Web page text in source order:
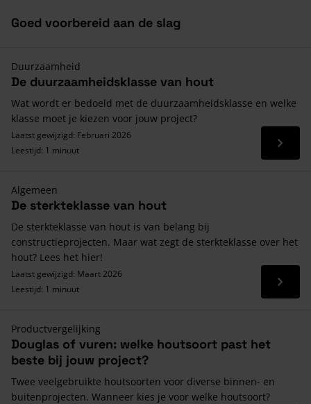
Goed voorbereid aan de slag
Duurzaamheid
De duurzaamheidsklasse van hout
Wat wordt er bedoeld met de duurzaamheidsklasse en welke
klasse moet je kiezen voor jouw project?
Laatst gewijzigd: Februari 2026
Leestijd: 1 minuut
Lees
Algemeen
De sterkteklasse van hout
De sterkteklasse van hout is van belang bij
constructieprojecten. Maar wat zegt de sterkteklasse over het
hout? Lees het hier!
Laatst gewijzigd: Maart 2026
Leestijd: 1 minuut
Lees
Productvergelijking
Douglas of vuren: welke houtsoort past het
beste bij jouw project?
Twee veelgebruikte houtsoorten voor diverse binnen- en
buitenprojecten. Wanneer kies je voor welke houtsoort?